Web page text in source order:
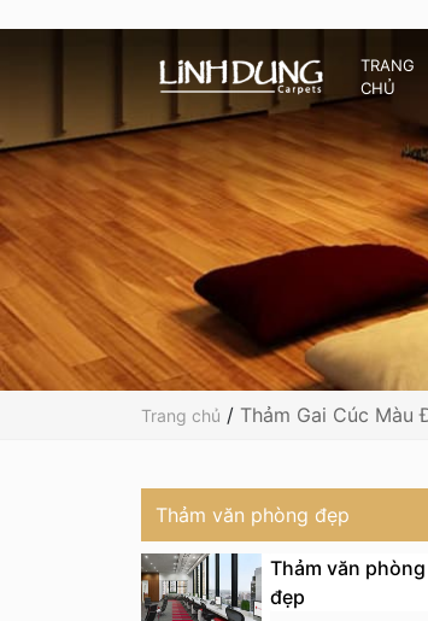
TRANG
CHỦ
Trang chủ / Thảm Gai Cúc Màu
Thảm văn phòng đẹp
Thảm văn phòng
đẹp